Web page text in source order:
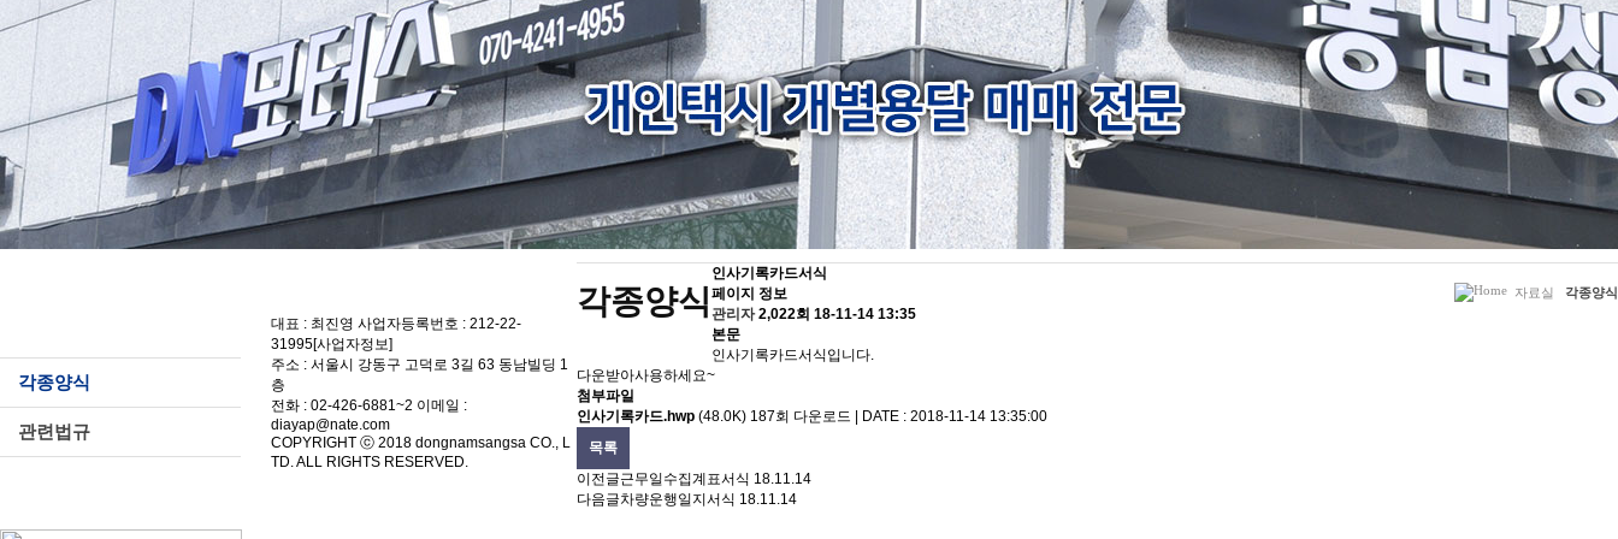
각종양식
관련법규
각종양식 자료실 각종양식
인사기록카드서식
페이지 정보
관리자 2,022회 18-11-14 13:35
본문
인사기록카드서식입니다.
다운받아사용하세요~
첨부파일
인사기록카드.hwp (48.0K) 187회 다운로드 | DATE : 2018-11-14 13:35:00
목록
이전글근무일수집계표서식 18.11.14
다음글차량운행일지서식 18.11.14
대표 : 최진영 사업자등록번호 : 212-22-
31995[사업자정보]
주소 : 서울시 강동구 고덕로 3길 63 동남빌딩 1
층
전화 : 02-426-6881~2 이메일 :
diayap@nate.com
COPYRIGHT ⓒ 2018 dongnamsangsa CO., L
TD. ALL RIGHTS RESERVED.